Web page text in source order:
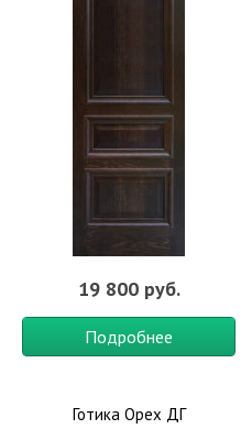
привлекательно
окружении пастельных и
выглядит.
Тип полотна: Глухие
В кухню,Для дачи,В
19 800 руб.
Подробнее
Готика Орех ДГ